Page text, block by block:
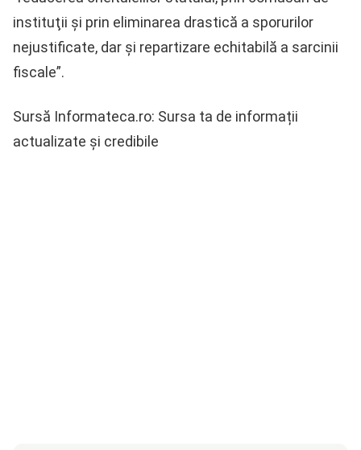
instituţii şi prin eliminarea drastică a sporurilor
nejustificate, dar şi repartizare echitabilă a sarcinii
fiscale”.
Sursă Informateca.ro: Sursa ta de informații
actualizate și credibile